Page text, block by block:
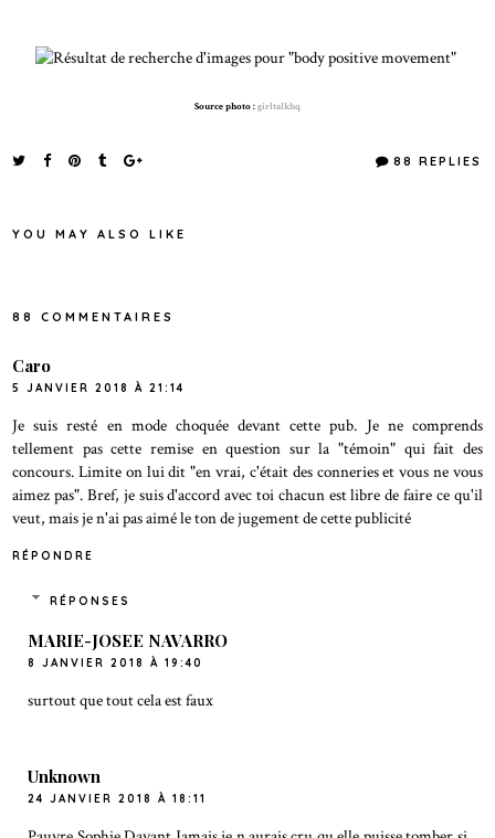
Source photo :girltalkhq
88 REPLIES
YOU MAY ALSO LIKE
88 COMMENTAIRES
Caro
5 JANVIER 2018 À 21:14
Je suis resté en mode choquée devant cette pub. Je ne comprends
tellement pas cette remise en question sur la "témoin" qui fait des
concours. Limite on lui dit "en vrai, c'était des conneries et vous ne vous
aimez pas". Bref, je suis d'accord avec toi chacun est libre de faire ce qu'il
veut, mais je n'ai pas aimé le ton de jugement de cette publicité
RÉPONDRE
RÉPONSES
MARIE-JOSEE NAVARRO
8 JANVIER 2018 À 19:40
surtout que tout cela est faux
Unknown
24 JANVIER 2018 À 18:11